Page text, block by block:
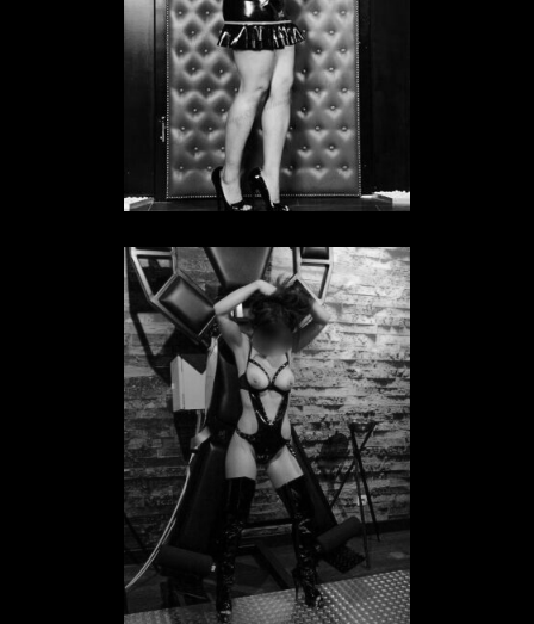
Sklavin No Name
SKLAVIN IN HESSEN